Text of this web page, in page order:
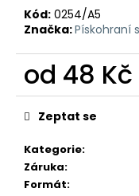
Kód: 0254/A5
Značka:Pískohraní
od 48 Kč
Měrná
cena:
Kategorie:
Záruka:
Formát:
Zeptat se
D
o
p
o
u
č
u